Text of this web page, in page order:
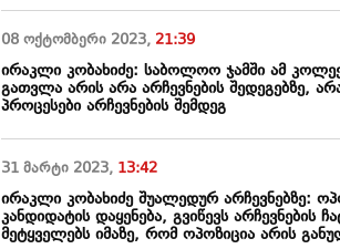
08 ოქტომბერი 2023, 21:39
ირაკლი კობახიძე: საბოლოო ჯამში ამ
გათვლა არის არა არჩევნების შედეგებზე,
პროცესები არჩევნების შემდეგ
31 მარტი 2023, 13:42
ირაკლი კობახიძე შუალედურ არჩევნებზე:
კანდიდატის დაყენება, გვიწევს არჩევნების
მეტყველებს იმაზე, რომ ოპოზიცია არის